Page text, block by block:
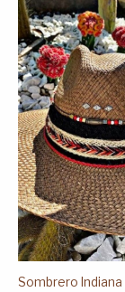
Sombrero Indiana
Este
tiene
Las
se
en
la